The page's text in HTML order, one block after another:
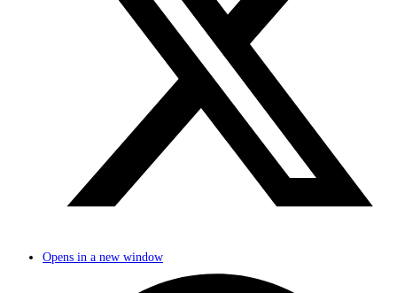
Opens in a new window